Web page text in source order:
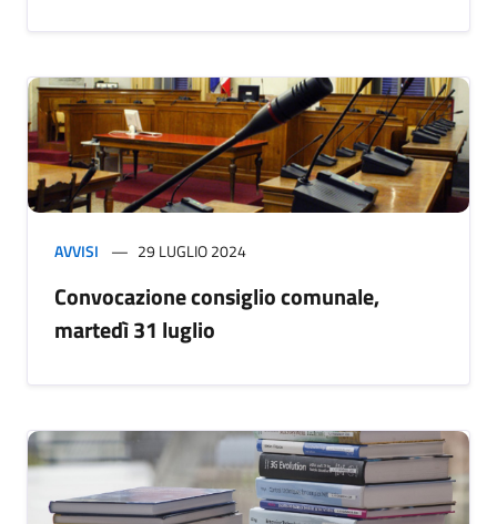
AVVISI 29 LUGLIO 2024
Convocazione consiglio comunale,
martedì 31 luglio